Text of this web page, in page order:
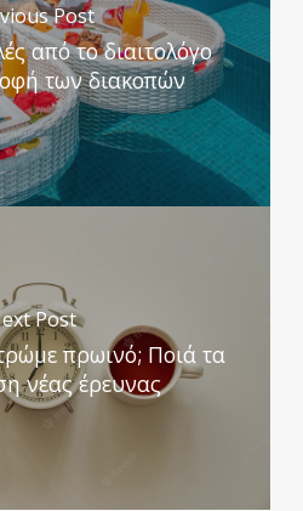
Post
από το διαιτολόγο
των διακοπών
Post
πρωινό; Ποιά τα
νέας έρευνας